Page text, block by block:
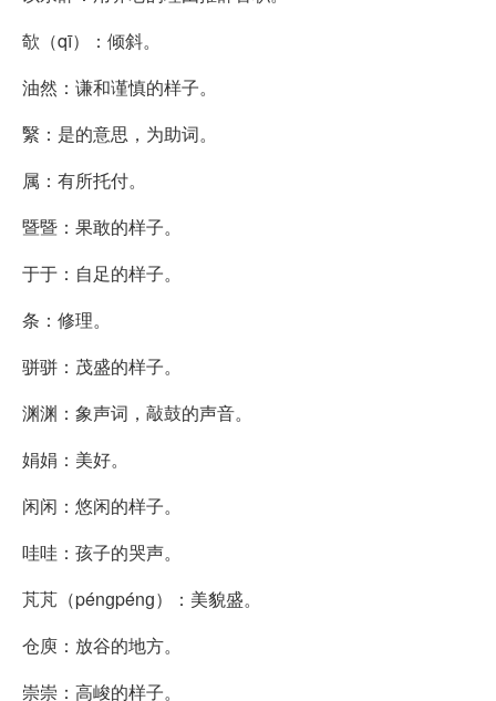
欹（qī）：倾斜。
油然：谦和谨慎的样子。
繄：是的意思，为助词。
属：有所托付。
暨暨：果敢的样子。
于于：自足的样子。
条：修理。
骈骈：茂盛的样子。
渊渊：象声词，敲鼓的声音。
娟娟：美好。
闲闲：悠闲的样子。
哇哇：孩子的哭声。
芃芃（pénɡpénɡ）：美貌盛。
仓庾：放谷的地方。
崇崇：高峻的样子。